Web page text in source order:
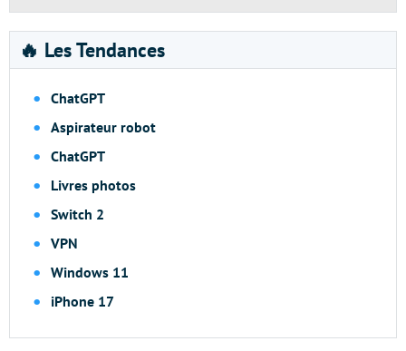
🔥 Les Tendances
ChatGPT
Aspirateur robot
ChatGPT
Livres photos
Switch 2
VPN
Windows 11
iPhone 17